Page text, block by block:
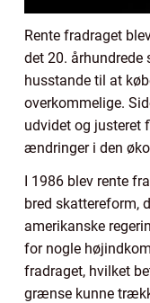
Rente fradraget
det 20.
husstande til at
overkommelige.
udvidet og justeret
ændringer i den
I 1986 blev rente
bred skattereform,
amerikanske
for nogle
fradraget, hvilket
grænse kunne